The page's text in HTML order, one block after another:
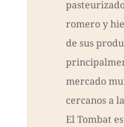
romero y
de sus
mercado
cercanos a
El Tombat